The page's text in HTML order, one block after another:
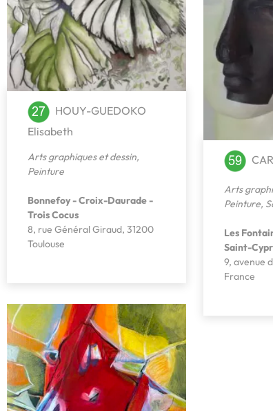
HOUY-GUEDOKO
Elisabeth
Arts graphiques et dessin,
Peinture
Bonnefoy - Croix-Daurade -
Trois Cocus
8, rue Général Giraud, 31200
Toulouse
Arts
Peinture,
Les
Saint-
9, avenue
France